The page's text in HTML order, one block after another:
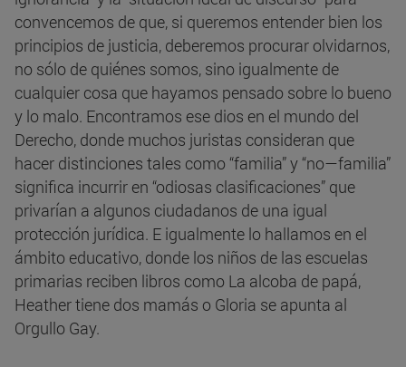
convencemos de que, si queremos entender bien los
principios de justicia, deberemos procurar olvidarnos,
no sólo de quiénes somos, sino igualmente de
cualquier cosa que hayamos pensado sobre lo bueno
y lo malo. Encontramos ese dios en el mundo del
Derecho, donde muchos juristas consideran que
hacer distinciones tales como “familia” y “no—familia”
significa incurrir en “odiosas clasificaciones” que
privarían a algunos ciudadanos de una igual
protección jurídica. E igualmente lo hallamos en el
ámbito educativo, donde los niños de las escuelas
primarias reciben libros como La alcoba de papá,
Heather tiene dos mamás o Gloria se apunta al
Orgullo Gay.